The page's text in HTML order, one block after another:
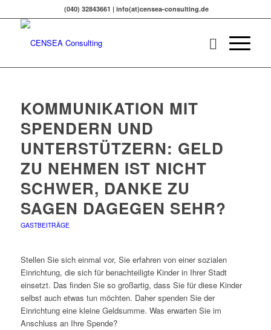
(040) 32843661 | info(at)censea-consulting.de
KOMMUNIKATION MIT
SPENDERN UND
UNTERSTÜTZERN: GELD
ZU NEHMEN IST NICHT
SCHWER, DANKE ZU
SAGEN DAGEGEN SEHR?
GASTBEITRÄGE
Stellen Sie sich einmal vor, Sie erfahren von einer sozialen
Einrichtung, die sich für benachteiligte Kinder in Ihrer Stadt
einsetzt. Das finden Sie so großartig, dass Sie für diese Kinder
selbst auch etwas tun möchten. Daher spenden Sie der
Einrichtung eine kleine Geldsumme. Was erwarten Sie im
Anschluss an Ihre Spende?